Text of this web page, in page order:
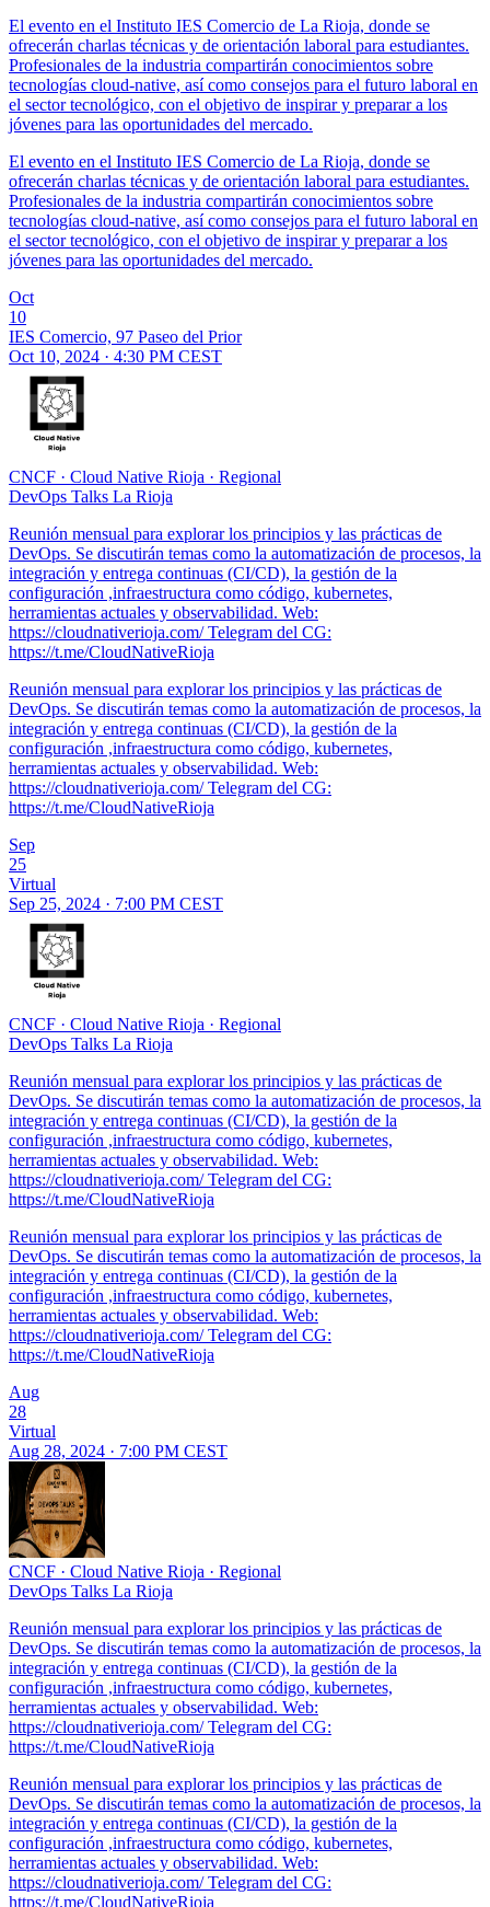
El evento en el Instituto IES Comercio de La Rioja, donde se
ofrecerán charlas técnicas y de orientación laboral para estudiantes.
Profesionales de la industria compartirán conocimientos sobre
tecnologías cloud-native, así como consejos para el futuro laboral en
el sector tecnológico, con el objetivo de inspirar y preparar a los
jóvenes para las oportunidades del mercado.
El evento en el Instituto IES Comercio de La Rioja, donde se
ofrecerán charlas técnicas y de orientación laboral para estudiantes.
Profesionales de la industria compartirán conocimientos sobre
tecnologías cloud-native, así como consejos para el futuro laboral en
el sector tecnológico, con el objetivo de inspirar y preparar a los
jóvenes para las oportunidades del mercado.
Oct
10
IES Comercio, 97 Paseo del Prior
Oct 10, 2024 · 4:30 PM CEST
CNCF · Cloud Native Rioja · Regional
DevOps Talks La Rioja
Reunión mensual para explorar los principios y las prácticas de
DevOps. Se discutirán temas como la automatización de procesos, la
integración y entrega continuas (CI/CD), la gestión de la
configuración ,infraestructura como código, kubernetes,
herramientas actuales y observabilidad. Web:
https://cloudnativerioja.com/ Telegram del CG:
https://t.me/CloudNativeRioja
Reunión mensual para explorar los principios y las prácticas de
DevOps. Se discutirán temas como la automatización de procesos, la
integración y entrega continuas (CI/CD), la gestión de la
configuración ,infraestructura como código, kubernetes,
herramientas actuales y observabilidad. Web:
https://cloudnativerioja.com/ Telegram del CG:
https://t.me/CloudNativeRioja
Sep
25
Virtual
Sep 25, 2024 · 7:00 PM CEST
CNCF · Cloud Native Rioja · Regional
DevOps Talks La Rioja
Reunión mensual para explorar los principios y las prácticas de
DevOps. Se discutirán temas como la automatización de procesos, la
integración y entrega continuas (CI/CD), la gestión de la
configuración ,infraestructura como código, kubernetes,
herramientas actuales y observabilidad. Web:
https://cloudnativerioja.com/ Telegram del CG:
https://t.me/CloudNativeRioja
Reunión mensual para explorar los principios y las prácticas de
DevOps. Se discutirán temas como la automatización de procesos, la
integración y entrega continuas (CI/CD), la gestión de la
configuración ,infraestructura como código, kubernetes,
herramientas actuales y observabilidad. Web:
https://cloudnativerioja.com/ Telegram del CG:
https://t.me/CloudNativeRioja
Aug
28
Virtual
Aug 28, 2024 · 7:00 PM CEST
CNCF · Cloud Native Rioja · Regional
DevOps Talks La Rioja
Reunión mensual para explorar los principios y las prácticas de
DevOps. Se discutirán temas como la automatización de procesos, la
integración y entrega continuas (CI/CD), la gestión de la
configuración ,infraestructura como código, kubernetes,
herramientas actuales y observabilidad. Web:
https://cloudnativerioja.com/ Telegram del CG:
https://t.me/CloudNativeRioja
Reunión mensual para explorar los principios y las prácticas de
DevOps. Se discutirán temas como la automatización de procesos, la
integración y entrega continuas (CI/CD), la gestión de la
configuración ,infraestructura como código, kubernetes,
herramientas actuales y observabilidad. Web:
https://cloudnativerioja.com/ Telegram del CG:
https://t.me/CloudNativeRioja